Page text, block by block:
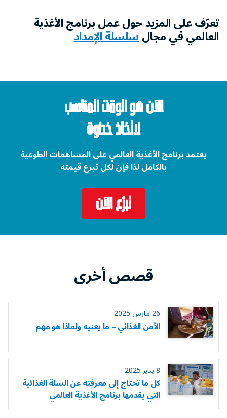
تعرّف على المزيد حول عمل برنامج الأغذية
العالمي في مجالسلسلة الإمداد
الآن هو الوقت المناسب
لاتخاذ خطوة
يعتمد برنامج الأغذية العالمي على المساهمات الطوعية
بالكامل لذا فإن لكل تبرع قيمته
تبرّع الآن
قصص أخرى
26 مارس 2025
الأمن الغذائي – ما يعنيه ولماذا هو مهم
8 يناير 2025
كل ما تحتاج إلى معرفته عن السلة الغذائية
التي يقدمها برنامج الأغذية العالمي